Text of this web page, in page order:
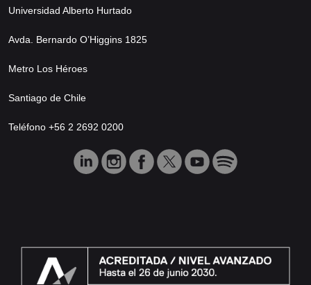
Universidad Alberto Hurtado
Avda. Bernardo O’Higgins 1825
Metro Los Héroes
Santiago de Chile
Teléfono +56 2 2692 0200